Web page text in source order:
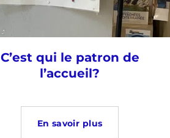
C’est qui le patron de
l’accueil?
En savoir plus